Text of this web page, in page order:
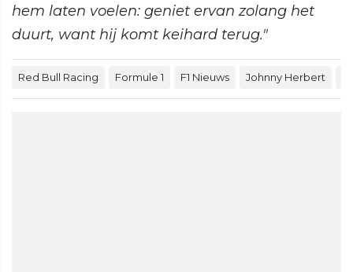
hem laten voelen: geniet ervan zolang het
duurt, want hij komt keihard terug."
Red Bull Racing Formule 1 F1 Nieuws Johnny Herbert